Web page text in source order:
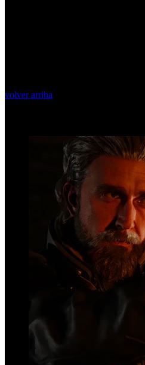
volver arriba